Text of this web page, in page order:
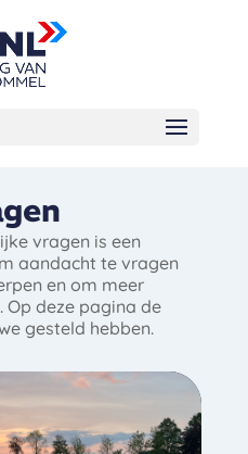
vragen is een
aandacht te vragen
en om meer
deze pagina de
gesteld hebben.